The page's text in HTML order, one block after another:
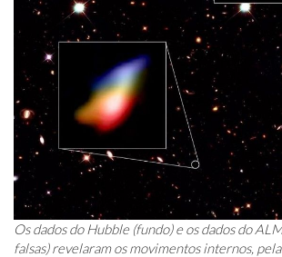
Os dados do Hubble (fundo) e os dados do
falsas) revelaram os movimentos internos,